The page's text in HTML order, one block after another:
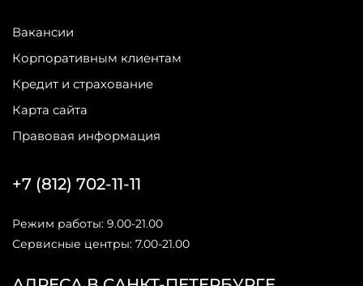
Вакансии
Корпоративным клиентам
Кредит и страхование
Карта сайта
Правовая информация
+7 (812) 702-11-11
Режим работы: 9.00-21.00
Сервисные центры: 7.00-21.00